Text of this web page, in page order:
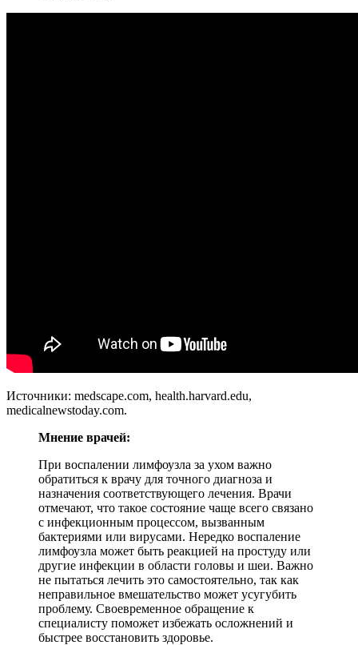
Источники: medscape.com, health.harvard.edu,
medicalnewstoday.com.
Мнение врачей:
При воспалении лимфоузла за ухом важно
обратиться к врачу для точного диагноза и
назначения соответствующего лечения. Врачи
отмечают, что такое состояние чаще всего связано
с инфекционным процессом, вызванным
бактериями или вирусами. Нередко воспаление
лимфоузла может быть реакцией на простуду или
другие инфекции в области головы и шеи. Важно
не пытаться лечить это самостоятельно, так как
неправильное вмешательство может усугубить
проблему. Своевременное обращение к
специалисту поможет избежать осложнений и
быстрее восстановить здоровье.